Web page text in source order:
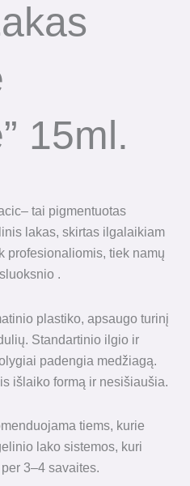
15ml.
tai pigmentuotas
lakas, skirtas ilgalaikiam
profesionaliomis, tiek namų
.
plastiko, apsaugo turinį
Standartinio ilgio ir
padengia medžiagą.
išlaiko formą ir nesišiaušia.
tiems, kurie
lako sistemos, kuri
3–4 savaites.